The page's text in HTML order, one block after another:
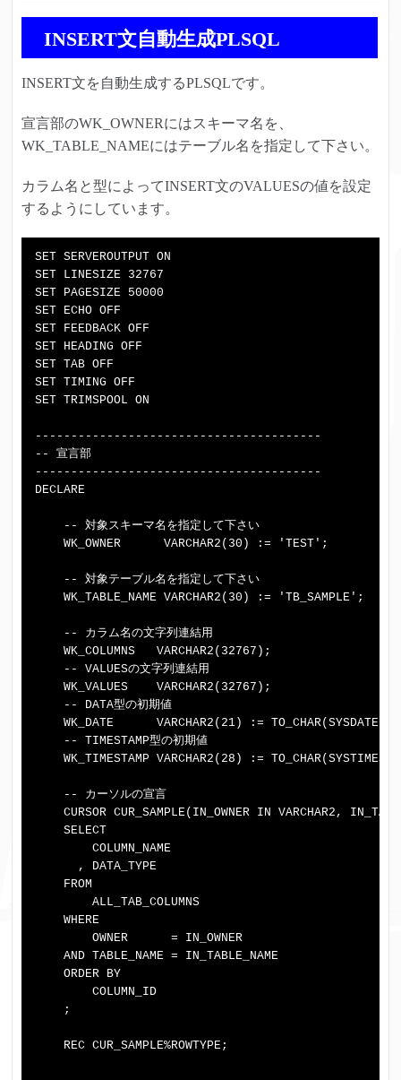
INSERT文自動生成PLSQL
INSERT文を自動生成するPLSQLです。
宣言部のWK_OWNERにはスキーマ名を、
WK_TABLE_NAMEにはテーブル名を指定して下さい。
カラム名と型によってINSERT文のVALUESの値を設定
するようにしています。
SET SERVEROUTPUT ON
SET LINESIZE 32767
SET PAGESIZE 50000
SET ECHO OFF
SET FEEDBACK OFF
SET HEADING OFF
SET TAB OFF
SET TIMING OFF
SET TRIMSPOOL ON
----------------------------------------
-- 宣言部
----------------------------------------
DECLARE
    -- 対象スキーマ名を指定して下さい
    WK_OWNER      VARCHAR2(30) := 'TEST';
    -- 対象テーブル名を指定して下さい
    WK_TABLE_NAME VARCHAR2(30) := 'TB_SAMPLE';
    -- カラム名の文字列連結用
    WK_COLUMNS   VARCHAR2(32767);
    -- VALUESの文字列連結用
    WK_VALUES    VARCHAR2(32767);
    -- DATA型の初期値
WK_DATE      VARCHAR2(21) := TO_CHAR(SYSDATE,
    -- TIMESTAMP型の初期値
WK_TIMESTAMP VARCHAR2(28) :=
    -- カーソルの宣言
CURSOR CUR_SAMPLE(IN_OWNER IN VARCHAR2,
    SELECT
        COLUMN_NAME
      , DATA_TYPE
    FROM
        ALL_TAB_COLUMNS
    WHERE
        OWNER      = IN_OWNER
    AND TABLE_NAME = IN_TABLE_NAME
    ORDER BY
        COLUMN_ID
    ;
    REC CUR_SAMPLE%ROWTYPE;